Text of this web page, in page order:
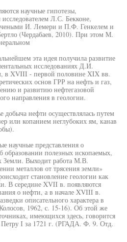
научные гипотезы,
Л.С. Бекконе,
И. Лемери и П.Ф. Генкелем и
(Чердабаев, 2010). При этом М.
эта идея получила развитие
исследованиях Д.И.
в XVIII - первой половине XIX вв.
основ ГРР на нефть и газ,
и развитию нефтегазовой
направления в геологии.
добыча нефти осуществлялась путем
или копанием неглубоких ям, канав
научные представления о
образовании полезных ископаемых,
Земли. Выходит работа М.В.
металлов от трясения земли»
становление геологии как
В середине XVII в. появляются
о нефти, а в начале XVIII в.
описательного характера в
1962, с. 15-16). Об этой же
имеющихся здесь, говорится
I за 1721 г. (РГАДА. Ф. 9. Отд.